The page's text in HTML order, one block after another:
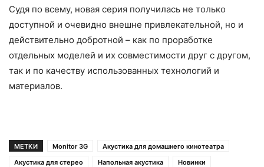
Судя по всему, новая серия получилась не только
доступной и очевидно внешне привлекательной, но и
действительно добротной – как по проработке
отдельных моделей и их совместимости друг с другом,
так и по качеству использованных технологий и
материалов.
МЕТКИ Monitor 3G
Акустика для домашнего кинотеатра
Акустика для стерео
Напольная акустика
Новинки